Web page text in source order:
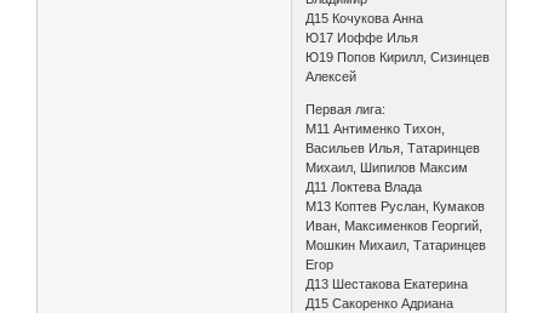
Д15 Кочукова Анна
Ю17 Иоффе Илья
Ю19 Попов Кирилл, Сизинцев
Алексей
Первая лига:
М11 Антименко Тихон,
Васильев Илья, Татаринцев
Михаил, Шипилов Максим
Д11 Локтева Влада
М13 Коптев Руслан, Кумаков
Иван, Максименков Георгий,
Мошкин Михаил, Татаринцев
Егор
Д13 Шестакова Екатерина
Д15 Сакоренко Адриана